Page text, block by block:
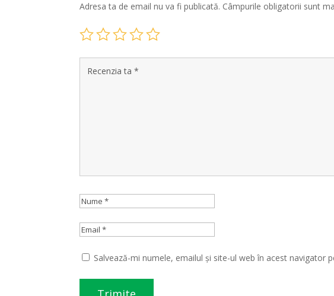
Adresa ta de email nu va fi publicată. Câmpurile obligatorii sunt
Salvează-mi numele, emailul și site-ul web în acest navigator